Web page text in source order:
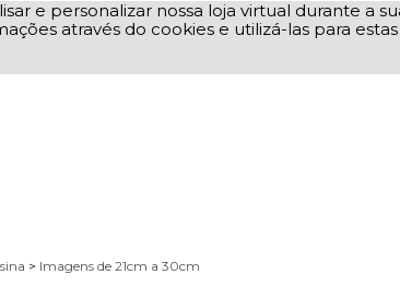
e personalizar nossa loja virtual durante a
através do cookies e utilizá-las para
> Imagens de 21cm a 30cm